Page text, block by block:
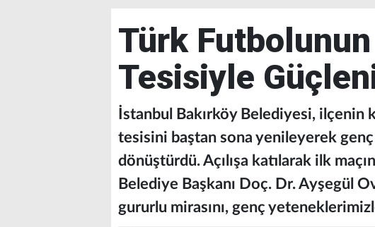
Türk Futbolunun
Tesisiyle
İstanbul Bakırköy Belediyesi, ilçenin
tesisini baştan sona yenileyerek
dönüştürdü. Açılışa katılarak ilk
Belediye Başkanı Doç. Dr. Ayşegül
gururlu mirasını, genç